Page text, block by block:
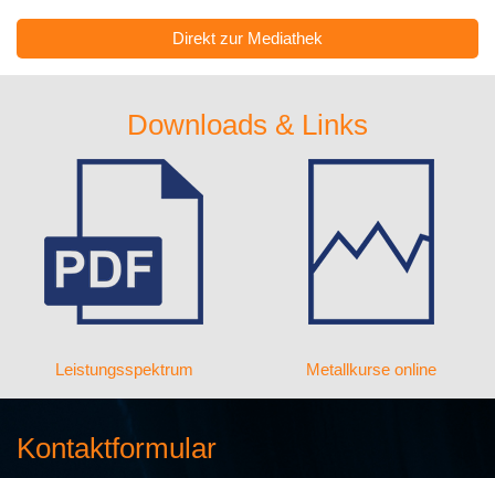
Direkt zur Mediathek
Downloads & Links
Leistungsspektrum Metallkurse online
Kontaktformular